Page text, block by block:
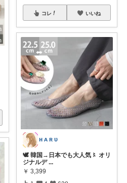
コレ いいね
ʜ ᴀ ʀ ᴜ
🕊️ 韓国→日本でも大人気〻 オリ
ジナルデ ...
￥ 3,399